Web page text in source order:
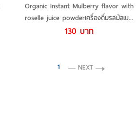
Organic Instant Mulberry flavor with
roselle juice powderเครื่องดื่มรสมัลเบ...
130 บาท
1 NEXT